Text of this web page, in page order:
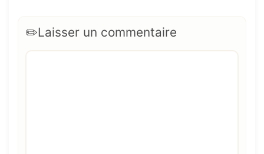
Laisser un commentaire